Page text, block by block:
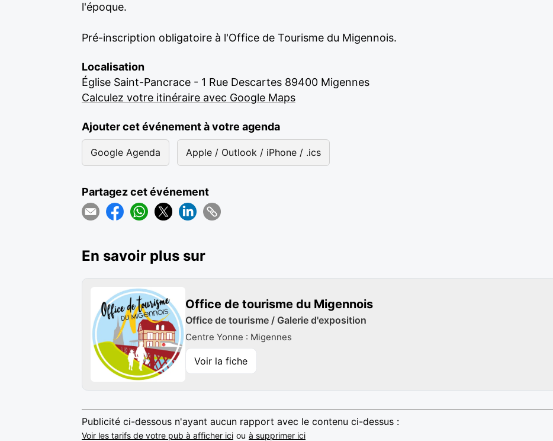
l'époque.
Pré-inscription obligatoire à l'Office de Tourisme du Migennois.
Localisation
Église Saint-Pancrace - 1 Rue Descartes 89400 Migennes
Calculez votre itinéraire avec Google Maps
Ajouter cet événement à votre agenda
Google Agenda Apple / Outlook / iPhone / .ics
Partagez cet événement
En savoir plus sur
Office de tourisme du Migennois
Office de tourisme / Galerie d'exposition
Centre Yonne : Migennes
Voir la fiche
Publicité ci-dessous n'ayant aucun rapport avec le contenu ci-dessus :
Voir les tarifs de votre pub à afficher ici ou à supprimer ici